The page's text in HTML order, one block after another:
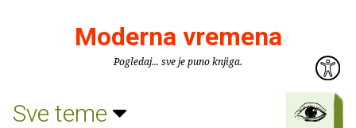
Moderna vremena
Pogledaj... sve je puno knjiga.
Sve teme